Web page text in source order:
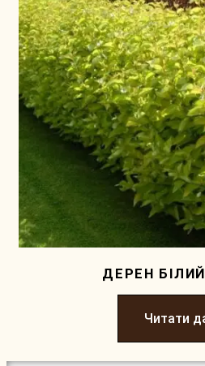
ДЕРЕН БIЛИЙ
Читати